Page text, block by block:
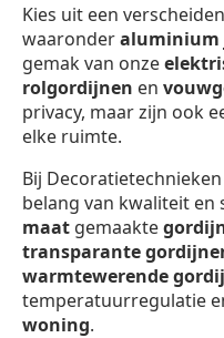
Kies uit een
waaronderaluminium
gemak van onze
rolgordijnen en
privacy, maar zijn ook
elke ruimte.
Bij
belang van kwaliteit en
maat gemaakte
transparante
warmtewerende
temperatuurregulatie
woning.